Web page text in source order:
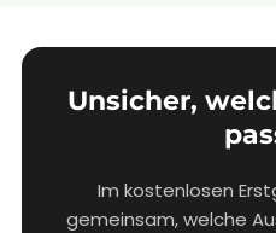
Unsicher,
Im kostenlosen
gemeinsam, welche